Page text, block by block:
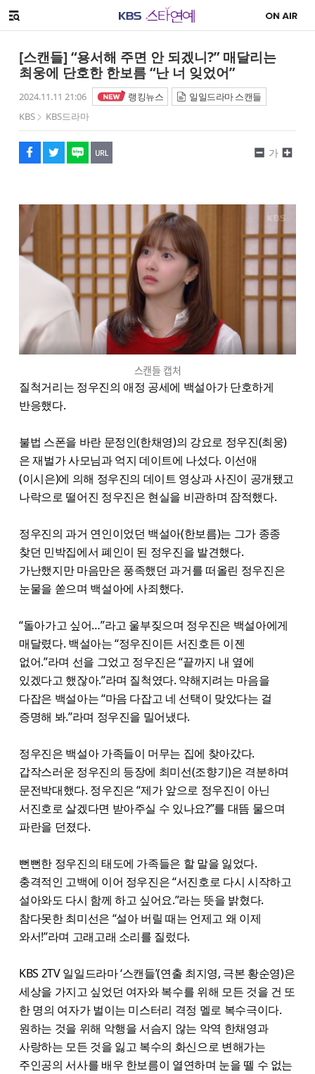
메뉴 열기
[스캔들] “용서해 주면 안 되겠니?” 매달리는
최웅에 단호한 한보름 “난 너 잊었어”
2024.11.11 21:06 랭킹뉴스
일일드라마 스캔들
KBS
KBS드라마
페이스북
트위터
네이버
URL복사
글씨 작게보기
가
글씨 크게보기
스캔들 캡처
질척거리는 정우진의 애정 공세에 백설아가 단호하게
반응했다.
불법 스폰을 바란 문정인(한채영)의 강요로 정우진(최웅)
은 재벌가 사모님과 억지 데이트에 나섰다. 이선애
(이시은)에 의해 정우진의 데이트 영상과 사진이 공개됐고
나락으로 떨어진 정우진은 현실을 비관하며 잠적했다.
정우진의 과거 연인이었던 백설아(한보름)는 그가 종종
찾던 민박집에서 폐인이 된 정우진을 발견했다.
가난했지만 마음만은 풍족했던 과거를 떠올린 정우진은
눈물을 쏟으며 백설아에 사죄했다.
“돌아가고 싶어…”라고 울부짖으며 정우진은 백설아에게
매달렸다. 백설아는 “정우진이든 서진호든 이젠
없어.”라며 선을 그었고 정우진은 “끝까지 내 옆에
있겠다고 했잖아.”라며 질척였다. 약해지려는 마음을
다잡은 백설아는 “마음 다잡고 네 선택이 맞았다는 걸
증명해 봐.”라며 정우진을 밀어냈다.
정우진은 백설아 가족들이 머무는 집에 찾아갔다.
갑작스러운 정우진의 등장에 최미선(조향기)은 격분하며
문전박대했다. 정우진은 “제가 앞으로 정우진이 아닌
서진호로 살겠다면 받아주실 수 있나요?”를 대뜸 물으며
파란을 던졌다.
뻔뻔한 정우진의 태도에 가족들은 할 말을 잃었다.
충격적인 고백에 이어 정우진은 “서진호로 다시 시작하고
설아와도 다시 함께 하고 싶어요.”라는 뜻을 밝혔다.
참다못한 최미선은 “설아 버릴 때는 언제고 왜 이제
와서!”라며 고래고래 소리를 질렀다.
KBS 2TV 일일드라마 ‘스캔들’(연출 최지영, 극본 황순영)은
세상을 가지고 싶었던 여자와 복수를 위해 모든 것을 건 또
한 명의 여자가 벌이는 미스터리 격정 멜로 복수극이다.
원하는 것을 위해 악행을 서슴지 않는 악역 한채영과
사랑하는 모든 것을 잃고 복수의 화신으로 변해가는
주인공의 서사를 배우 한보름이 열연하며 눈을 뗄 수 없는